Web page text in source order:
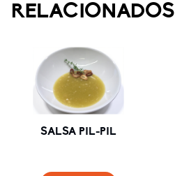
RELACIONADOS
SALSA PIL-PIL